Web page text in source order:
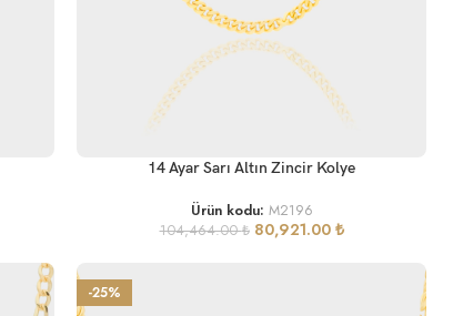
SEPETE EKLE14 Ayar Sarı Altın Zincir Kolye
Ürün kodu: M2196
104,464.00₺ 80,921.00 ₺
-25%